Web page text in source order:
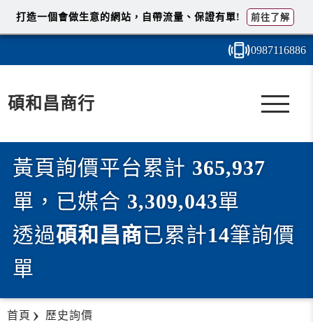
0987116886
碩和昌商行
黃頁詢價平台累計 365,937
單，已媒合 3,309,043單
透過碩和昌商已累計14筆詢價
單
首頁 歷史詢價
打造一個會做生意的網站，自帶流量、保證有單! 前往了解